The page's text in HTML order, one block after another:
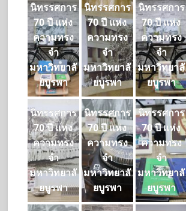
นิทรรศการ
70 ปี แห่ง
ความทรง
จำ
มหาวิทยาลั
ยบูรพา
นิทรรศการ
70 ปี แห่ง
ความทรง
จำ
มหาวิทยาลั
ยบูรพา
นิทรรศการ
70 ปี แห่ง
ความทรง
จำ
มหาวิทยาลั
ยบูรพา
นิทรรศการ
70 ปี แห่ง
ความทรง
จำ
มหาวิทยาลั
ยบูรพา
นิทรรศการ
70 ปี แห่ง
ความทรง
จำ
มหาวิทยาลั
ยบูรพา
นิทรรศการ
70 ปี แห่ง
ความทรง
จำ
มหาวิทยาลั
ยบูรพา